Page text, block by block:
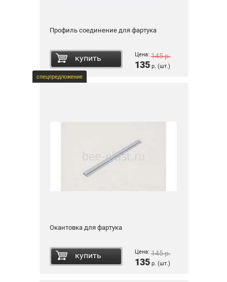
Профиль соединение для фартука
купить Цена: 145р.
135р. (шт.)
спецпредложение
Окантовка для фартука
купить Цена: 145р.
135р. (шт.)